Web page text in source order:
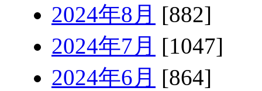
2024年8月 [882]
2024年7月 [1047]
2024年6月 [864]